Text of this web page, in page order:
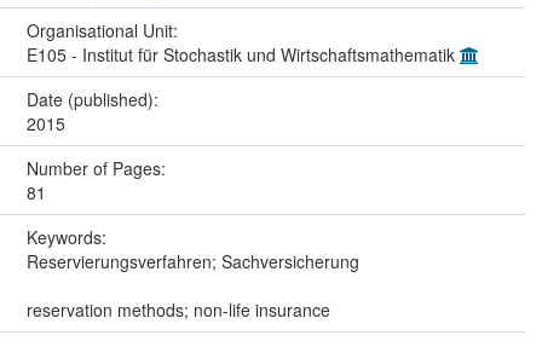
Organisational Unit:
E105 - Institut für Stochastik und Wirtschaftsmathematik
Date (published):
2015
Number of Pages:
81
Keywords:
Reservierungsverfahren; Sachversicherung
reservation methods; non-life insurance